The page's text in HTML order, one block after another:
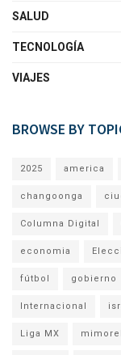
SALUD
TECNOLOGÍA
VIAJES
BROWSE BY
2025 america
changoonga
Columna Digital
economia
fútbol gobierno
Internacional
Liga MX